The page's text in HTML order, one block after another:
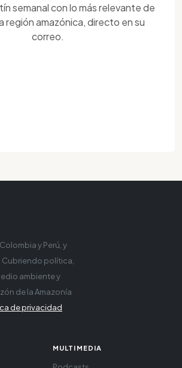
semanal con lo más relevante de
región amazónica, directo en su
correo.
y Perú, y
política,
ambiente y
de la Amazonía
de privacidad
MULTIMEDIA